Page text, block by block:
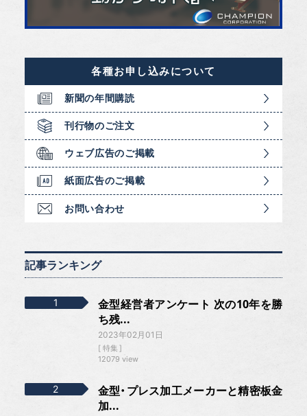
各種お申し込みについて
新聞の年間購読
刊行物のご注文
ウェブ広告のご掲載
紙面広告のご掲載
お問い合わせ
記事ランキング
金型経営者アンケート 次の10年を勝
ち残...
2023年02月01日
特集
12079 view
金型・プレス加工メーカーと精密板金
加...